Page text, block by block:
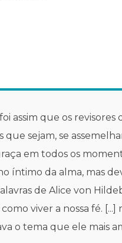
assim que os
que sejam, se
em todos os
íntimo da alma, mas
de Alice von
viver a nossa fé.
o tema que ele mais